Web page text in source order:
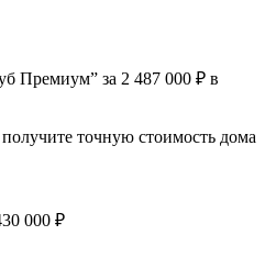
Премиум” за 2 487 000 ₽ в
точную стоимость дома
000 ₽